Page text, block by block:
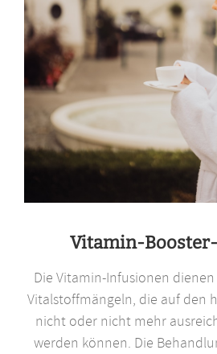
Vitamin-
Die Vitamin-Infusionen
Vitalstoffmängeln, die auf den
nicht oder nicht mehr
werden können. Die